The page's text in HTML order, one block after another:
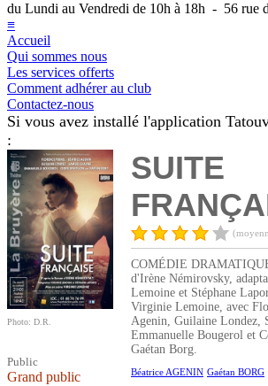
du Lundi au Vendredi de 10h à 18h - 56 rue
≡
Accueil
Qui sommes nous
Les services offerts
Comment adhérer au club
Contactez-nous
Si vous avez installé l'application
:
Photo: D.R.
Public
Grand public
SUITE
COMÉDIE
d'Irène Némirovsky,
Lemoine et Stéphane
Virginie Lemoine, avec
Agenin, Guilaine Londez,
Emmanuelle Bougerol et
Gaétan Borg.
Béatrice AGENIN Gaétan BORG